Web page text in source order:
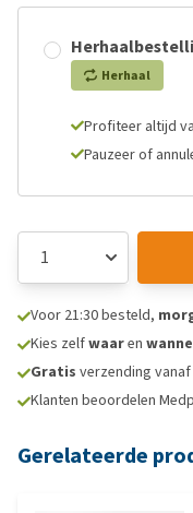
Herhaal
Profiteer altijd
Pauzeer of
Voor 21:30 besteld,
Kies zelfwaaren
Gratis verzending vanaf
Klanten beoordelen
Gerelateerde